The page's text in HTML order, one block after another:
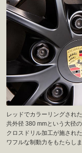
レッドでカラーリングされ
共外径 380 mmという大径
クロスドリル加工が施され
ワフルな制動力をもたらしま